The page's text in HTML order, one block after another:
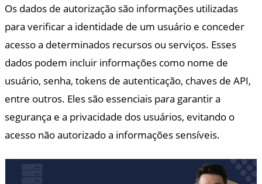
Os dados de autorização são informações utilizadas
para verificar a identidade de um usuário e conceder
acesso a determinados recursos ou serviços. Esses
dados podem incluir informações como nome de
usuário, senha, tokens de autenticação, chaves de API,
entre outros. Eles são essenciais para garantir a
segurança e a privacidade dos usuários, evitando o
acesso não autorizado a informações sensíveis.